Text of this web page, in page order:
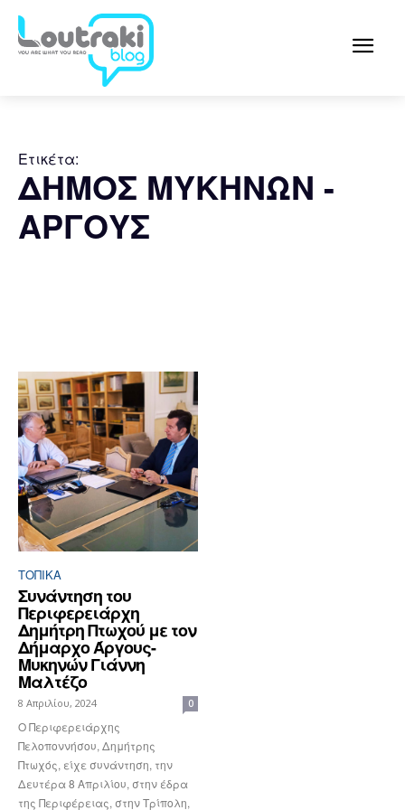
Ετικέτα:
ΔΗΜΟΣ ΜΥΚΗΝΩΝ -
ΑΡΓΟΥΣ
ΤΟΠΙΚΑ
Συνάντηση του
Περιφερειάρχη
Δημήτρη Πτωχού με τον
Δήμαρχο Άργους-
Μυκηνών Γιάννη
Μαλτέζο
8 Απριλίου, 2024 0
Ο Περιφερειάρχης
Πελοποννήσου, Δημήτρης
Πτωχός, είχε συνάντηση, την
Δευτέρα 8 Απριλίου, στην έδρα
της Περιφέρειας, στην Τρίπολη,